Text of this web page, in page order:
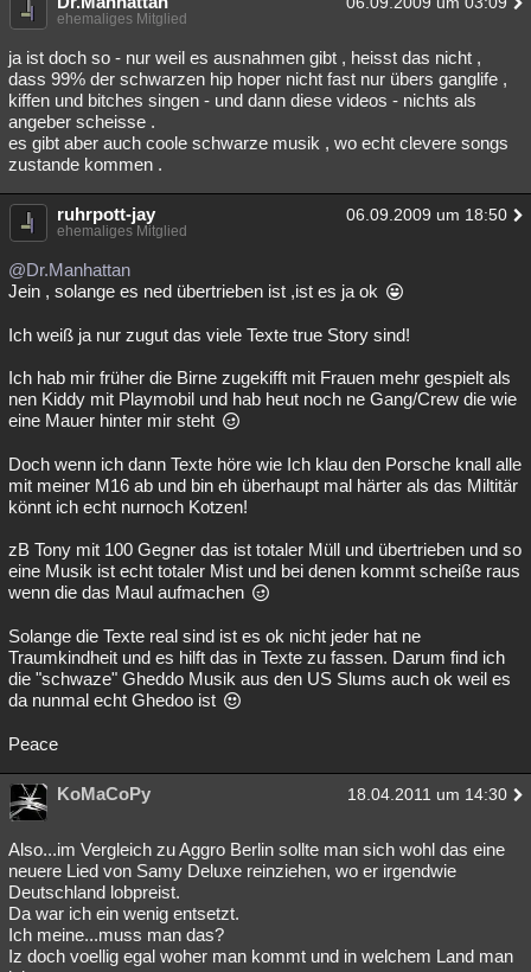
ehemaliges Mitglied
ja ist doch so - nur weil es ausnahmen gibt , heisst das nicht ,
dass 99% der schwarzen hip hoper nicht fast nur übers ganglife ,
kiffen und bitches singen - und dann diese videos - nichts als
angeber scheisse .
es gibt aber auch coole schwarze musik , wo echt clevere songs
zustande kommen .
ruhrpott-jay 06.09.2009 um 18:50
ehemaliges Mitglied
@Dr.Manhattan
Jein , solange es ned übertrieben ist ,ist es ja ok
Ich weiß ja nur zugut das viele Texte true Story sind!
Ich hab mir früher die Birne zugekifft mit Frauen mehr gespielt als
nen Kiddy mit Playmobil und hab heut noch ne Gang/Crew die wie
eine Mauer hinter mir steht
Doch wenn ich dann Texte höre wie Ich klau den Porsche knall alle
mit meiner M16 ab und bin eh überhaupt mal härter als das Miltitär
könnt ich echt nurnoch Kotzen!
zB Tony mit 100 Gegner das ist totaler Müll und übertrieben und so
eine Musik ist echt totaler Mist und bei denen kommt scheiße raus
wenn die das Maul aufmachen
Solange die Texte real sind ist es ok nicht jeder hat ne
Traumkindheit und es hilft das in Texte zu fassen. Darum find ich
die "schwaze" Gheddo Musik aus den US Slums auch ok weil es
da nunmal echt Ghedoo ist
Peace
KoMaCoPy 18.04.2011 um 14:30
Also...im Vergleich zu Aggro Berlin sollte man sich wohl das eine
neuere Lied von Samy Deluxe reinziehen, wo er irgendwie
Deutschland lobpreist.
Da war ich ein wenig entsetzt.
Ich meine...muss man das?
Iz doch voellig egal woher man kommt und in welchem Land man